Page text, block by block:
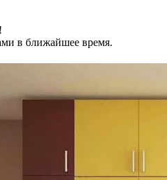
в ближайшее время.